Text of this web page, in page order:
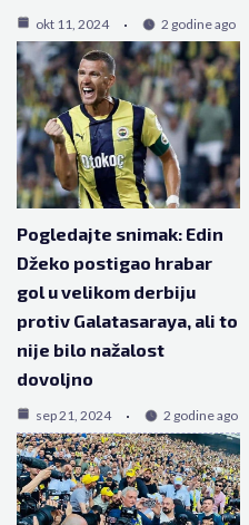
okt 11, 2024 2 godine ago
Pogledajte snimak: Edin
Džeko postigao hrabar
gol u velikom derbiju
protiv Galatasaraya, ali to
nije bilo nažalost
dovoljno
sep 21, 2024 2 godine ago